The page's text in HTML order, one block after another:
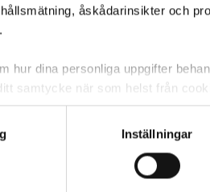
åskådarinsikter och
hur dina personliga uppgifter
samtycke när som helst från
för att anpassa
analysera vår trafik. Vi
och annons- och analysföretag
Inställningar